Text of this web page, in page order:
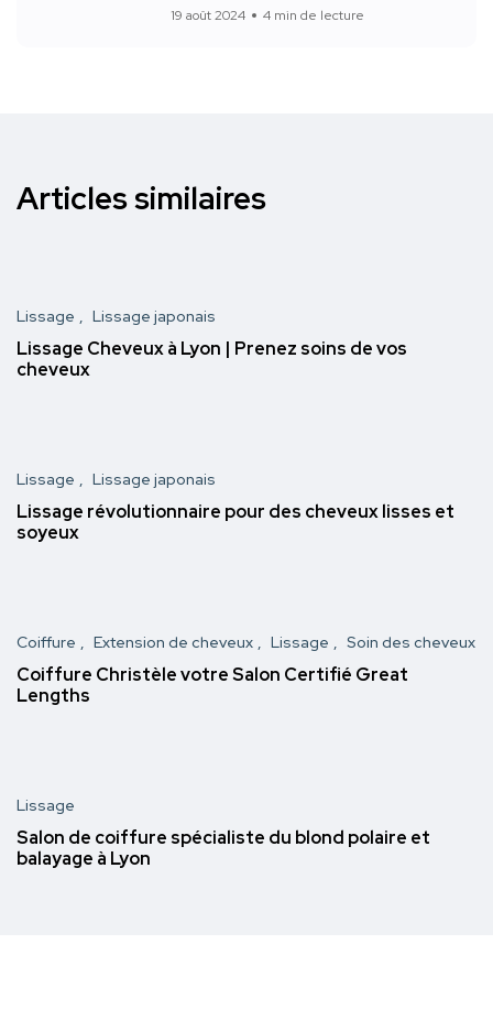
19 août 2024 4 min de lecture
Articles similaires
Lissage Lissage japonais
Lissage Cheveux à Lyon | Prenez soins de vos
cheveux
Lissage Lissage japonais
Lissage révolutionnaire pour des cheveux lisses et
soyeux
Coiffure Extension de cheveux Lissage Soin des cheveux
Coiffure Christèle votre Salon Certifié Great
Lengths
Lissage
Salon de coiffure spécialiste du blond polaire et
balayage à Lyon